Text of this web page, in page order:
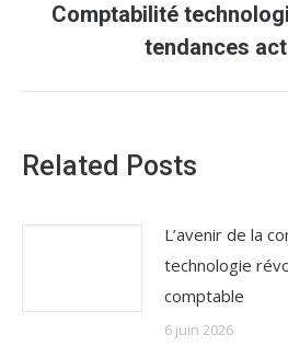
Article
:
Comptabilité
tendances
Related Posts
L’avenir de la
technologie
comptable
6 juin 2026